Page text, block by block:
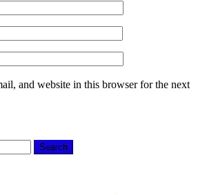
and website in this browser for the next